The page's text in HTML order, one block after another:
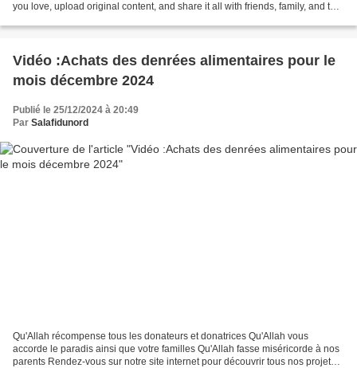
you love, upload original content, and share it all with friends, family, and the
Vidéo :Achats des denrées alimentaires pour le
mois décembre 2024
Publié le 25/12/2024 à 20:49
Par Salafidunord
Qu'Allah récompense tous les donateurs et donatrices Qu'Allah vous
accorde le paradis ainsi que votre familles Qu'Allah fasse miséricorde à nos
parents Rendez-vous sur notre site internet pour découvrir tous nos projets